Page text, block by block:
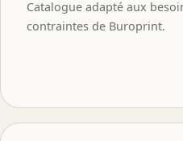
Catalogue adapté aux
contraintes de Buroprint.